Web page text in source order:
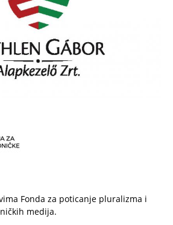
Fonda za poticanje pluralizma i
medija.